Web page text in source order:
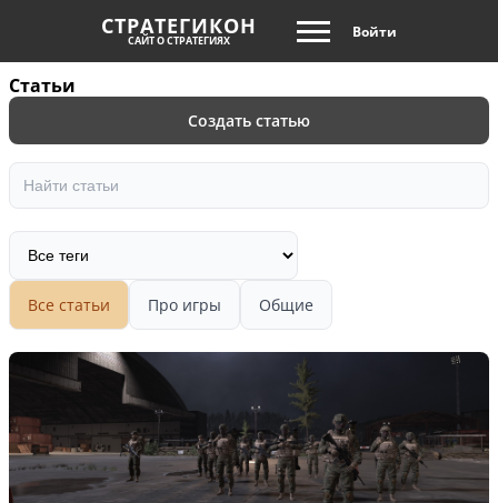
СТРАТЕГИКОН
САЙТ О СТРАТЕГИЯХ Войти
Статьи
Создать статью
Все статьи Про игры Общие